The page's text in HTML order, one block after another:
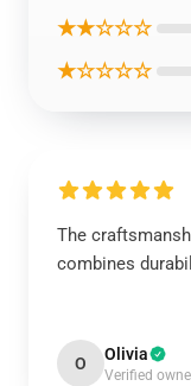
★★☆☆☆
★☆☆☆☆
The
combines
O Olivia
Verified